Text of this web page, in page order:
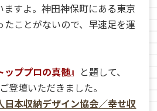
ますよ。神田神保町にある東京
たことがないので、早速足を運
ッププロの真髄』 と題して、
登壇いただきました。
日本収納デザイン協会／幸せ収